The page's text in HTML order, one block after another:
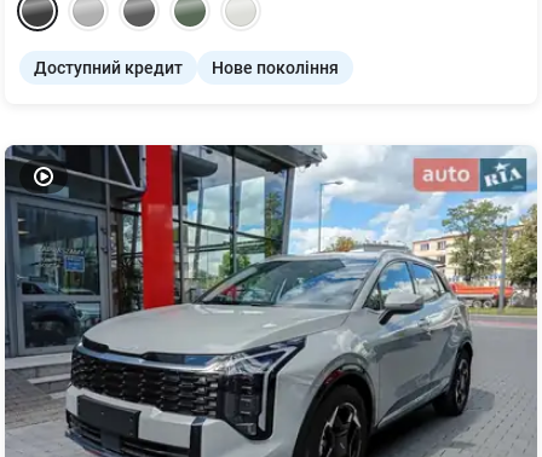
Доступний кредит Нове покоління